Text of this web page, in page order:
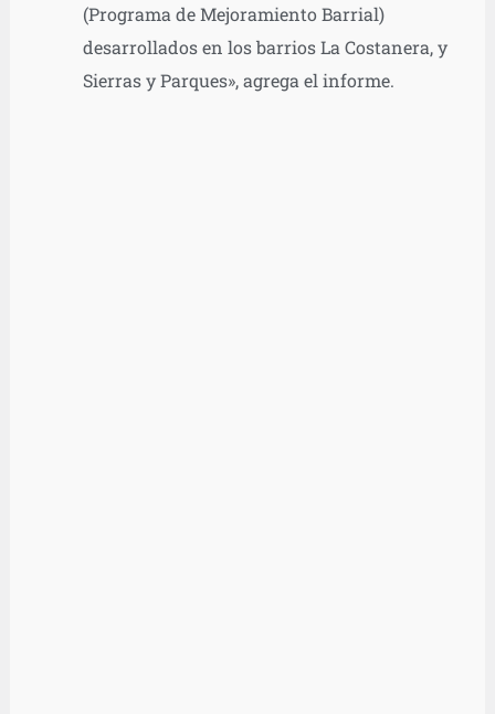
(Programa de Mejoramiento Barrial)
desarrollados en los barrios La Costanera, y
Sierras y Parques», agrega el informe.